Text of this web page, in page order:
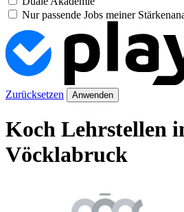
Nur passende Jobs meiner
Zurücksetzen Anwenden
Koch Lehrstellen
Vöcklabruck